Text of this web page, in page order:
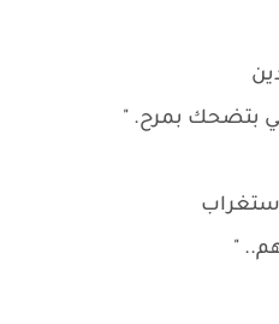
بتضحك بمرح. "
"